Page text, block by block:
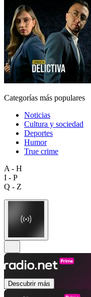
Categorías más populares
Noticias
Cultura y sociedad
Deportes
Humor
True crime
A - H
I - P
Q - Z
Descubrir más